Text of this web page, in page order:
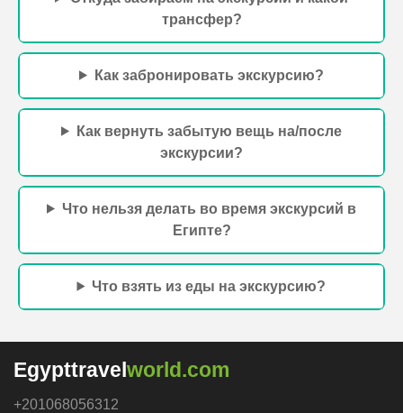
Бронируйте онлайн любые экскурсии на курортах
Египта Горящие предложения, цены ниже чем у гида в
отеле и постоянные акции,Экскурсии в Египте в
Хургаде, Шарм-эль-Шейхе и Марса-Аламе.
ЗАБРОНИРУЙТЕ В
МЕССЕНДЖЕРЕ
Внимание!
Оплата наличными долларами в трансфере,
египетскими фунтами курс уточняйте у менеджера.
Оплата картой рублями или в евро, — только онлайн
заранее до поездки.Для индивидуальных экскурсии
требуется предоплата. Египет тревел 24/7 Лучшие